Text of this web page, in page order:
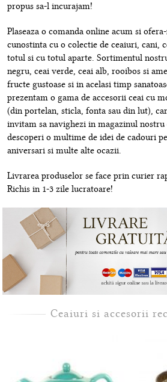
propus sa-l incurajam!
Plaseaza o comanda online acum si
cunostinta cu o colectie de ceaiuri, cani,
totul si cu totul aparte. Sortimentul
negru, ceai verde, ceai alb, rooibos si
fructe gustoase si in acelasi timp
prezentam o gama de accesorii ceai cu
(din portelan, sticla, fonta sau din lut),
invitam sa navighezi in magazinul nostru
descoperi o multime de idei de cadouri
aniversari si multe alte ocazii.
Livrarea produselor se face prin curier
Richis in 1-3 zile lucratoare!
Ceaiuri si accesorii